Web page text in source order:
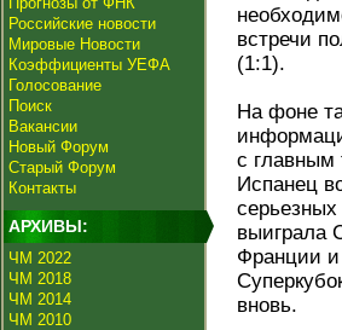
Российские новости
Мировые Новости
Коэффициенты УЕФА
Голосование
Поиск
Вакансии
Новый Форум
Старый Форум
Контакты
АРХИВЫ:
ЧМ 2022
ЧМ 2018
ЧМ 2014
ЧМ 2010
встречи
(1:1).
На фоне
с главным
Испанец
выиграла
Франции и
вновь.